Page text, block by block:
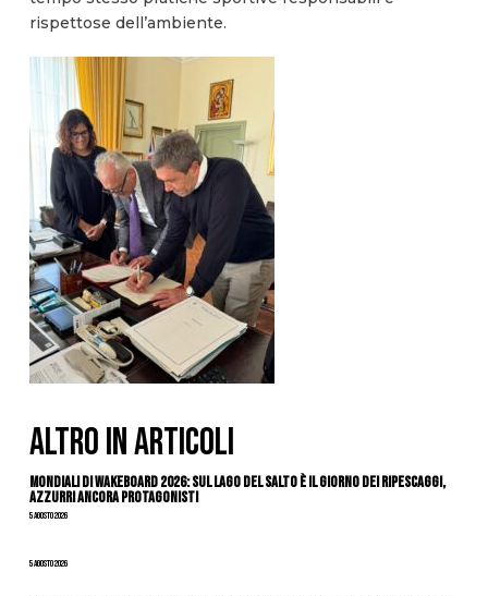
rispettose dell’ambiente.
ALTRO IN ARTICOLI
Mondiali di Wakeboard 2026: sul Lago del Salto è il giorno dei ripescaggi,
azzurri ancora protagonisti
5 Agosto 2026
5 Agosto 2026